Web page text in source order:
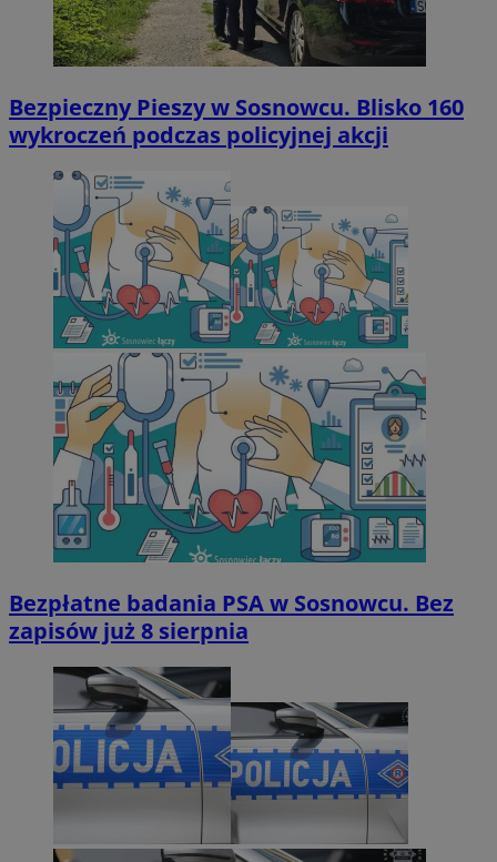
Bezpieczny Pieszy w Sosnowcu. Blisko 160
wykroczeń podczas policyjnej akcji
Bezpłatne badania PSA w Sosnowcu. Bez
zapisów już 8 sierpnia